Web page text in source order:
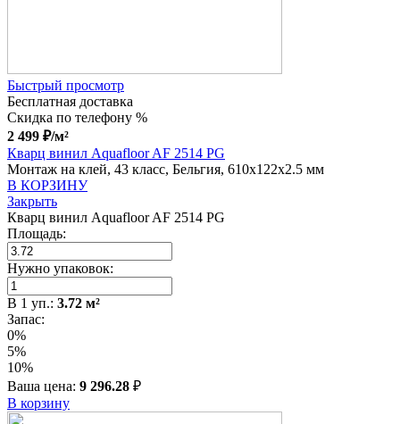
Быстрый просмотр
Бесплатная доставка
Скидка по телефону %
2 499 ₽/м²
Кварц винил Aquafloor AF 2514 PG
Монтаж на клей, 43 класс, Бельгия, 610x122x2.5 мм
В КОРЗИНУ
Закрыть
Кварц винил Aquafloor AF 2514 PG
Площадь:
Нужно упаковок:
В 1 уп.: 3.72 м²
Запас:
0%
5%
10%
Ваша цена: 9 296.28 ₽
В корзину